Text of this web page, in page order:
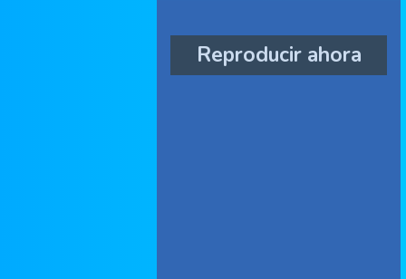
Reproducir ahora